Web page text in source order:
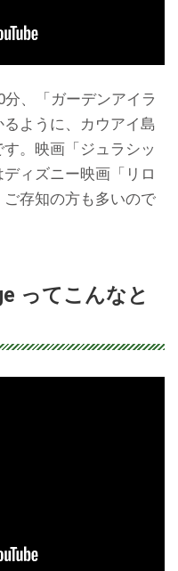
、「ガーデンアイラ
ように、カウアイ島
。映画「ジュラシッ
ィズニー映画「リロ
存知の方も多いので
ってこんなと